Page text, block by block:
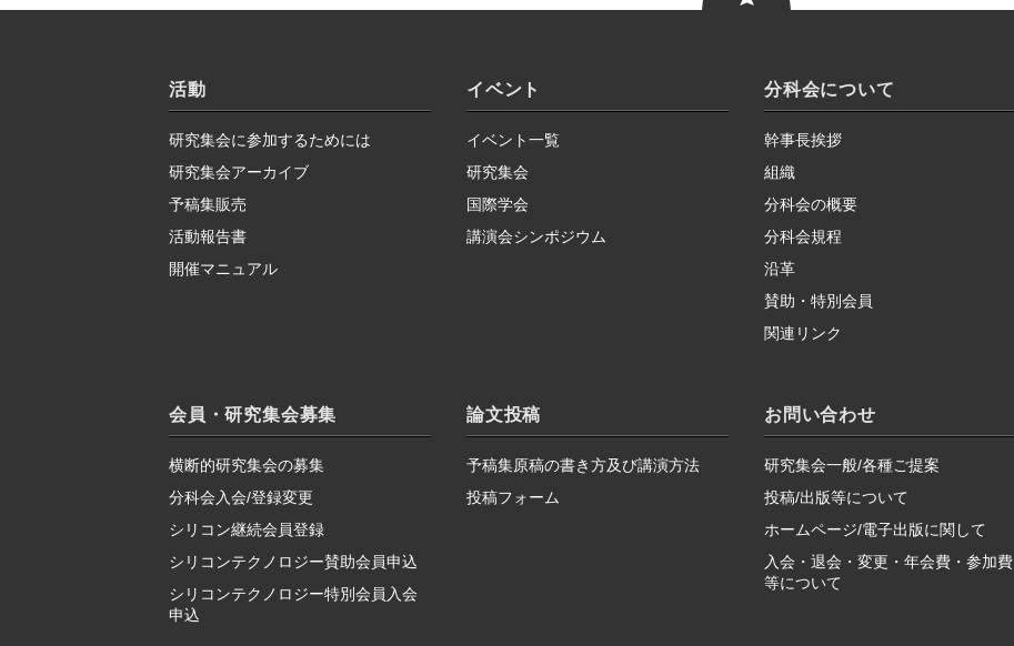
活動
研究集会に参加するためには
研究集会アーカイブ
予稿集販売
活動報告書
開催マニュアル
イベント
イベント一覧
研究集会
国際学会
講演会シンポジウム
分科会について
幹事長挨拶
組織
分科会の概要
分科会規程
沿革
賛助・特別会員
関連リンク
会員・研究集会募集
横断的研究集会の募集
分科会入会/登録変更
シリコン継続会員登録
シリコンテクノロジー賛助会員申込
シリコンテクノロジー特別会員入会
申込
論文投稿
予稿集原稿の書き方及び講演方法
投稿フォーム
お問い合わせ
研究集会一般/各種ご提案
投稿/出版等について
ホームページ/電子出版に関して
入会・退会・変更・年会費・参加費
等について